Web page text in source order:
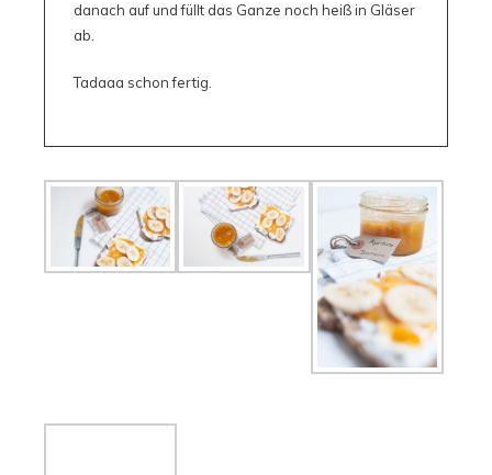
danach auf und füllt das Ganze noch heiß in Gläser
ab.
Tadaaa schon fertig.